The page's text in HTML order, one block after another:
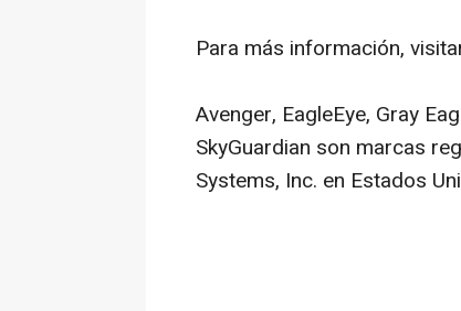
Para más información,
Avenger, EagleEye, Gray
SkyGuardian son marcas
Systems, Inc. en Estados